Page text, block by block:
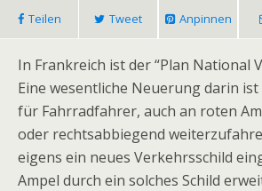
Teilen Tweet Anpinnen
In Frankreich ist der “Plan National
Eine wesentliche Neuerung darin
für Fahrradfahrer, auch an roten
oder rechtsabbiegend
eigens ein neues Verkehrsschild
Ampel durch ein solches Schild